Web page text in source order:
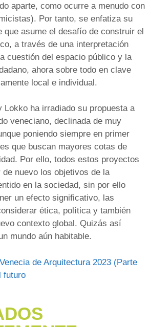
aparte, como ocurre a menudo con
Por tanto, se enfatiza su
que asume el desafío de construir el
a través de una interpretación
cuestión del espacio público y la
ahora sobre todo en clave
local e individual.
Lokko ha irradiado su propuesta a
veneciano, declinada de muy
poniendo siempre en primer
que buscan mayores cotas de
Por ello, todos estos proyectos
nuevo los objetivos de la
en la sociedad, sin por ello
un efecto significativo, las
ética, política y también
contexto global. Quizás así
mundo aún habitable.
de Arquitectura 2023 (Parte
futuro